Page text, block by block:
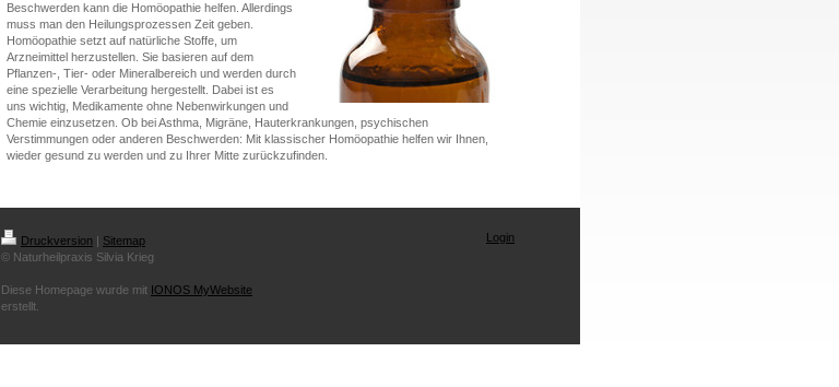
Beschwerden kann die Homöopathie helfen. Allerdings
muss man den Heilungsprozessen Zeit geben.
Homöopathie setzt auf natürliche Stoffe, um
Arzneimittel herzustellen. Sie basieren auf dem
Pflanzen-, Tier- oder Mineralbereich und werden durch
eine spezielle Verarbeitung hergestellt. Dabei ist es
uns wichtig, Medikamente ohne Nebenwirkungen und
Chemie einzusetzen. Ob bei Asthma, Migräne, Hauterkrankungen, psychischen
Verstimmungen oder anderen Beschwerden: Mit klassischer Homöopathie helfen wir Ihnen,
wieder gesund zu werden und zu Ihrer Mitte zurückzufinden.
Druckversion | Sitemap
© Naturheilpraxis Silvia Krieg
Diese Homepage wurde mit IONOS MyWebsite
erstellt.
Login